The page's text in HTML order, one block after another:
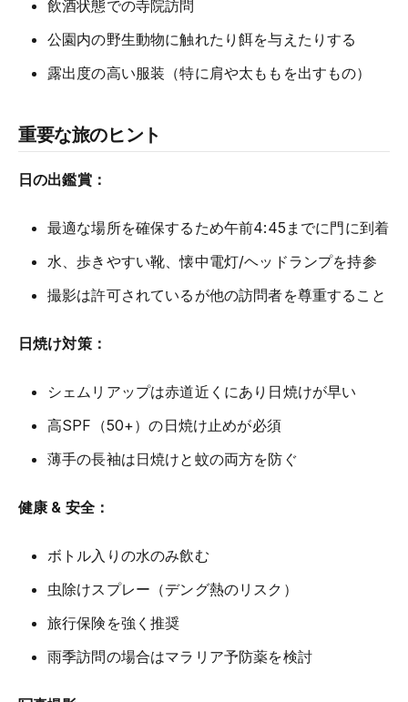
飲酒状態での寺院訪問
公園内の野生動物に触れたり餌を与えたりする
露出度の高い服装（特に肩や太ももを出すもの）
重要な旅のヒント
日の出鑑賞：
最適な場所を確保するため午前4:45までに門に到着
水、歩きやすい靴、懐中電灯/ヘッドランプを持参
撮影は許可されているが他の訪問者を尊重すること
日焼け対策：
シェムリアップは赤道近くにあり日焼けが早い
高SPF（50+）の日焼け止めが必須
薄手の長袖は日焼けと蚊の両方を防ぐ
健康 & 安全：
ボトル入りの水のみ飲む
虫除けスプレー（デング熱のリスク）
旅行保険を強く推奨
雨季訪問の場合はマラリア予防薬を検討